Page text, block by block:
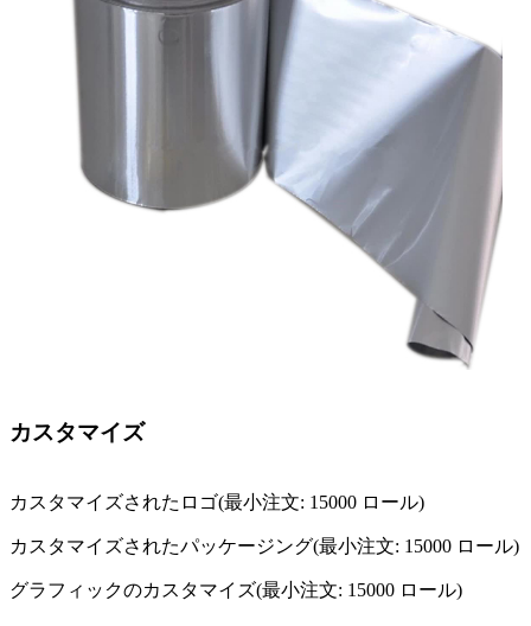
カスタマイズ
カスタマイズされたロゴ(最小注文: 15000 ロール)
カスタマイズされたパッケージング(最小注文: 15000 ロール)
グラフィックのカスタマイズ(最小注文: 15000 ロール)